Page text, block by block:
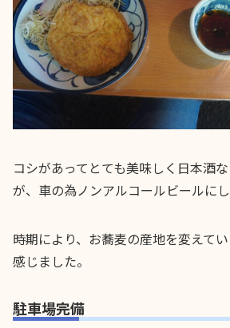
コシがあってとても美味しく日本酒
が、車の為ノンアルコールビールにし
時期により、お蕎麦の産地を変えて
感じました。
駐車場完備